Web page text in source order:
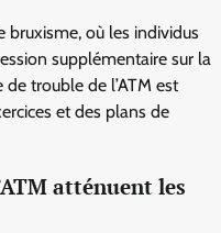
bruxisme, où les individus
supplémentaire sur la
trouble de l’ATM est
et des plans de
atténuent les